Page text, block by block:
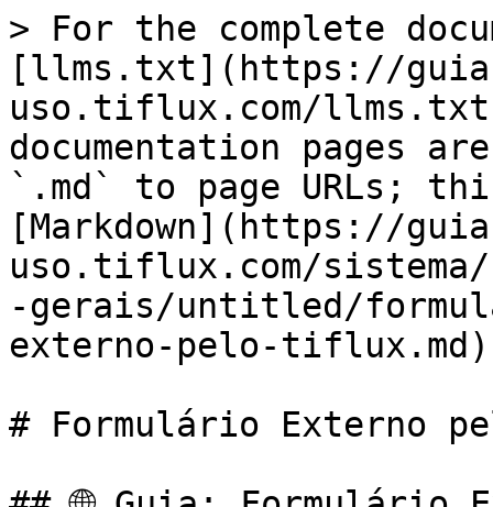
> For the complete
[llms.txt](https://
uso.tiflux.com/
documentation pages
`.md` to page URLs;
[Markdown](https://
uso.tiflux.com/sistema/
-gerais/untitled/
externo-pelo-
# Formulário Externo